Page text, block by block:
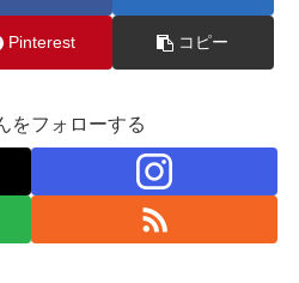
Pinterest コピー
をフォローする